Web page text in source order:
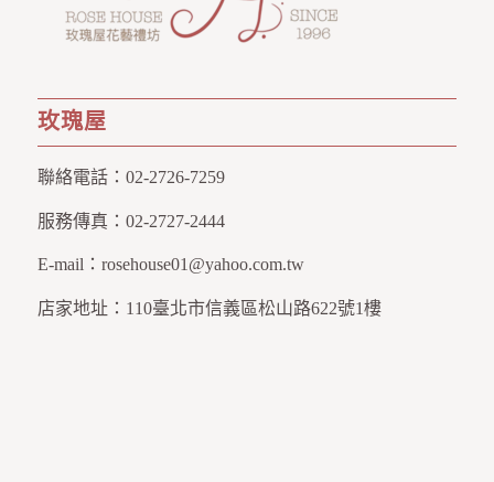
玫瑰屋
聯絡電話： 02-2726-7259
服務傳真： 02-2727-2444
E-mail： rosehouse01@yahoo.com.tw
店家地址： 110臺北市信義區松山路622號1樓